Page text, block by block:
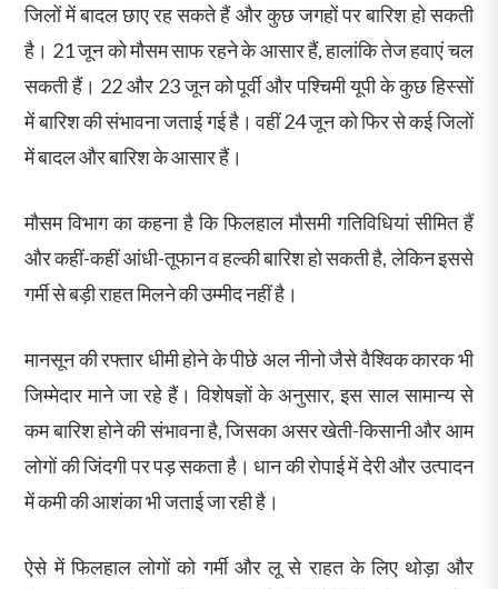
जिलों में बादल छाए रह सकते हैं और कुछ जगहों पर बारिश हो सकती
है। 21 जून को मौसम साफ रहने के आसार हैं, हालांकि तेज हवाएं चल
सकती हैं। 22 और 23 जून को पूर्वी और पश्चिमी यूपी के कुछ हिस्सों
में बारिश की संभावना जताई गई है। वहीं 24 जून को फिर से कई जिलों
में बादल और बारिश के आसार हैं।
मौसम विभाग का कहना है कि फिलहाल मौसमी गतिविधियां सीमित हैं
और कहीं-कहीं आंधी-तूफान व हल्की बारिश हो सकती है, लेकिन इससे
गर्मी से बड़ी राहत मिलने की उम्मीद नहीं है।
मानसून की रफ्तार धीमी होने के पीछे अल नीनो जैसे वैश्विक कारक भी
जिम्मेदार माने जा रहे हैं। विशेषज्ञों के अनुसार, इस साल सामान्य से
कम बारिश होने की संभावना है, जिसका असर खेती-किसानी और आम
लोगों की जिंदगी पर पड़ सकता है। धान की रोपाई में देरी और उत्पादन
में कमी की आशंका भी जताई जा रही है।
ऐसे में फिलहाल लोगों को गर्मी और लू से राहत के लिए थोड़ा और